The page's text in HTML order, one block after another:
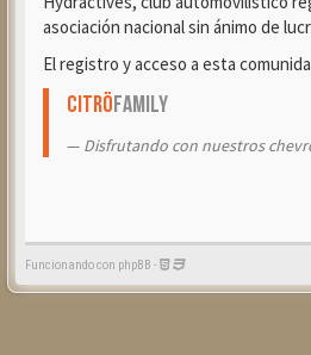
asociación nacional sin ánimo de
El registro y acceso a esta
CitröFamily
Disfrutando con nuestros
Funcionando con phpBB -